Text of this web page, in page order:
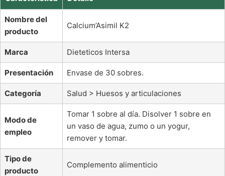
Nombre del
producto
Calcium’Asimil K2
Marca Dieteticos Intersa
Presentación Envase de 30 sobres.
Categoría Salud > Huesos y articulaciones
Modo de
empleo
Tomar 1 sobre al día. Disolver 1 sobre en
un vaso de agua, zumo o un yogur,
remover y tomar.
Tipo de
producto
Complemento alimenticio